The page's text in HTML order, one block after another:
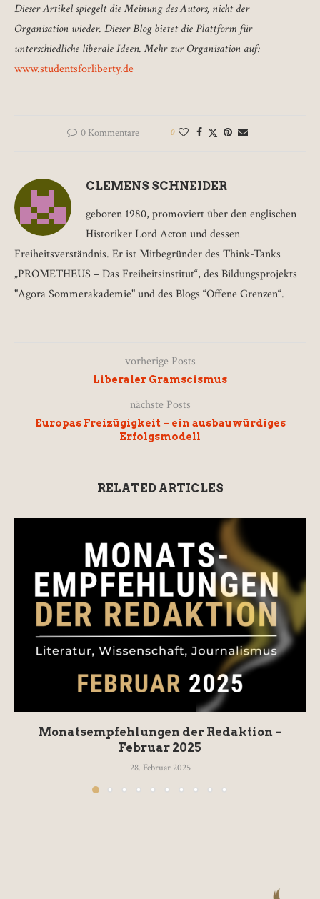
Dieser Artikel spiegelt die Meinung des Autors, nicht der
Organisation wieder. Dieser Blog bietet die Plattform für
unterschiedliche liberale Ideen. Mehr zur Organisation auf:
www.studentsforliberty.de
0 Kommentare 0
CLEMENS SCHNEIDER
geboren 1980, promoviert über den englischen
Historiker Lord Acton und dessen
Freiheitsverständnis. Er ist Mitbegründer des Think-Tanks
„PROMETHEUS – Das Freiheitsinstitut“, des Bildungsprojekts
"Agora Sommerakademie" und des Blogs “Offene Grenzen“.
vorherige Posts
Liberaler Gramscismus
nächste Posts
Europas Freizügigkeit – ein ausbauwürdiges
Erfolgsmodell
RELATED ARTICLES
Monatsempfehlungen der Redaktion –
Februar 2025
28. Februar 2025